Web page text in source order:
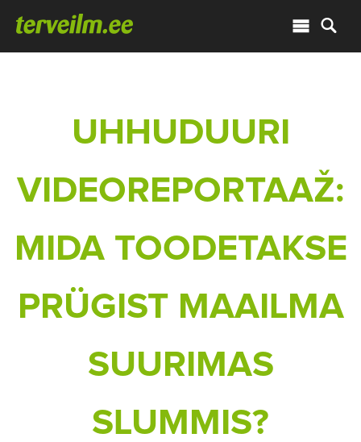
UHHUDUURI
VIDEOREPORTAAŽ:
MIDA TOODETAKSE
PRÜGIST MAAILMA
SUURIMAS
SLUMMIS?